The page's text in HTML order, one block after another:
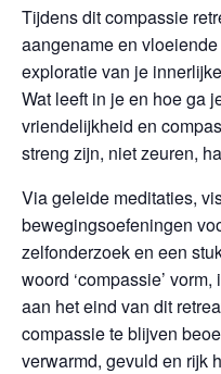
Tijdens dit compassie
aangename en
exploratie van je
Wat leeft in je en hoe ga
vriendelijkheid en
streng zijn, niet zeuren,
Via geleide meditaties,
bewegingsoefeningen
zelfonderzoek en een
woord ‘compassie’
aan het eind van dit
compassie te blijven
verwarmd, gevuld en rijk